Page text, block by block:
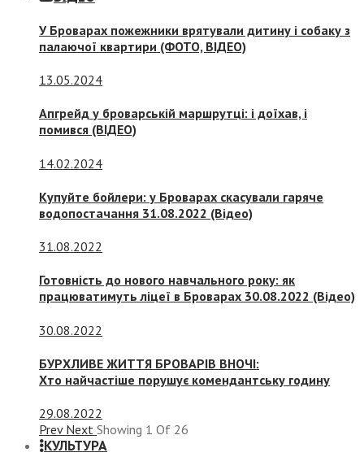
У Броварах пожежники врятували дитину і собаку з
палаючої квартири (ФОТО, ВІДЕО)
13.05.2024
Апгрейд у броварській маршрутці: і доїхав, і
помився (ВІДЕО)
14.02.2024
Купуйте бойлери: у Броварах скасували гаряче
водопостачання 31.08.2022 (Відео)
31.08.2022
Готовність до нового навчального року: як
працюватимуть ліцеї в Броварах 30.08.2022 (Відео)
30.08.2022
БУРХЛИВЕ ЖИТТЯ БРОВАРІВ ВНОЧІ:
Хто найчастіше порушує комендантську годину
29.08.2022
Prev Next Showing 1 Of 26
КУЛЬТУРА